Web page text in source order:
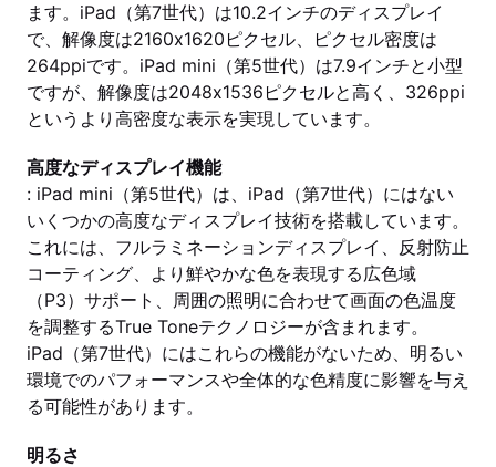
ます。iPad（第7世代）は10.2インチのディスプレイ
で、解像度は2160x1620ピクセル、ピクセル密度は
264ppiです。iPad mini（第5世代）は7.9インチと小型
ですが、解像度は2048x1536ピクセルと高く、326ppi
というより高密度な表示を実現しています。
高度なディスプレイ機能
: iPad mini（第5世代）は、iPad（第7世代）にはない
いくつかの高度なディスプレイ技術を搭載しています。
これには、フルラミネーションディスプレイ、反射防止
コーティング、より鮮やかな色を表現する広色域
（P3）サポート、周囲の照明に合わせて画面の色温度
を調整するTrue Toneテクノロジーが含まれます。
iPad（第7世代）にはこれらの機能がないため、明るい
環境でのパフォーマンスや全体的な色精度に影響を与え
る可能性があります。
明るさ